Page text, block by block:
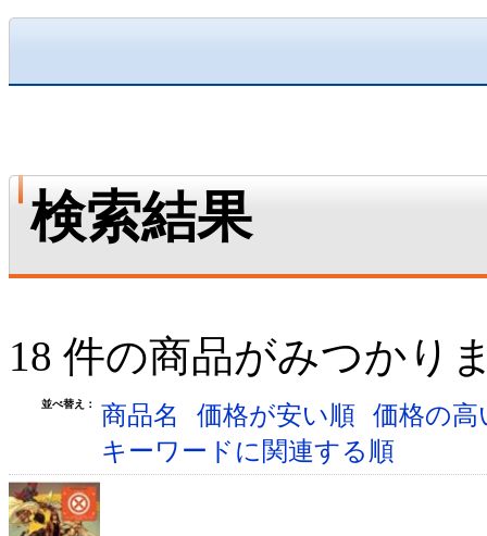
検索結果
18 件の商品がみつかり
並べ替え： 商品名 価格が安い順 価格の
キーワードに関連する順